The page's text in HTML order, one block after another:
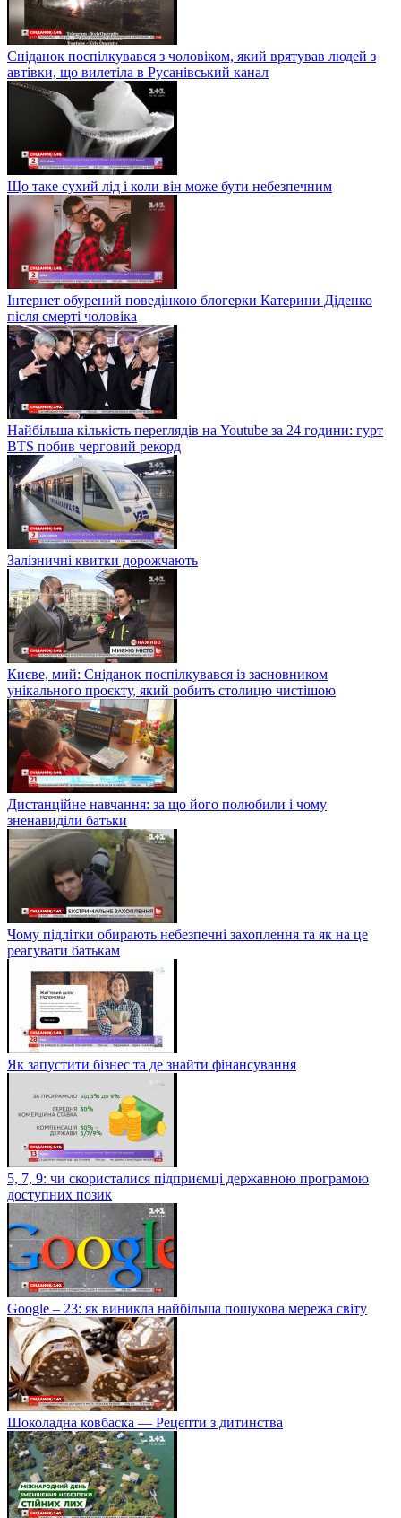
Сніданок поспілкувався з чоловіком, який врятував людей з
автівки, що вилетіла в Русанівський канал
Що таке сухий лід і коли він може бути небезпечним
Інтернет обурений поведінкою блогерки Катерини Діденко
після смерті чоловіка
Найбільша кількість переглядів на Youtube за 24 години: гурт
BTS побив черговий рекорд
Залізничні квитки дорожчають
Києве, мий: Сніданок поспілкувався із засновником
унікального проєкту, який робить столицю чистішою
Дистанційне навчання: за що його полюбили і чому
зненавиділи батьки
Чому підлітки обирають небезпечні захоплення та як на це
реагувати батькам
Як запустити бізнес та де знайти фінансування
5, 7, 9: чи скористалися підприємці державною програмою
доступних позик
Google – 23: як виникла найбільша пошукова мережа світу
Шоколадна ковбаска — Рецепти з дитинства